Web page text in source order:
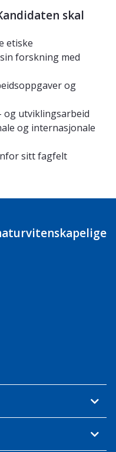
skal
etiske
forskning med
og
og utviklingsarbeid
og internasjonale
sitt fagfelt